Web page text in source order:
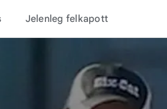
Jelenleg felkapott